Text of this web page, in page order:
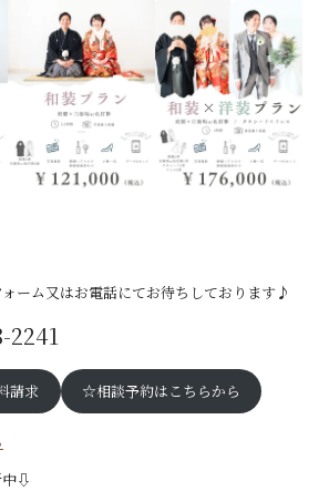
ォーム又はお電話にてお待ちしております♪
2241
請求 ☆相談予約はこちらから
中⇩